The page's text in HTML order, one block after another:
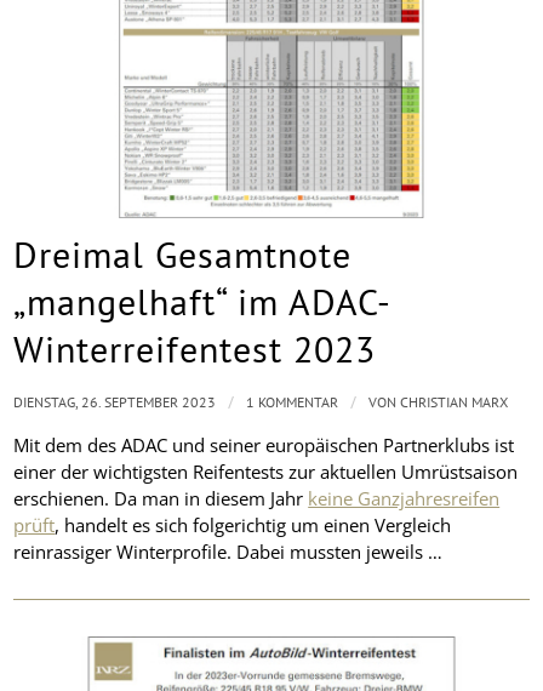
Dreimal Gesamtnote
„mangelhaft“ im ADAC-
Winterreifentest 2023
Mit dem des ADAC und seiner europäischen Partnerklubs ist
einer der wichtigsten Reifentests zur aktuellen Umrüstsaison
erschienen. Da man in diesem Jahr keine Ganzjahresreifen
prüft, handelt es sich folgerichtig um einen Vergleich
reinrassiger Winterprofile. Dabei mussten jeweils …
DIENSTAG, 26. SEPTEMBER 2023 / 1 KOMMENTAR / VONCHRISTIAN MARX